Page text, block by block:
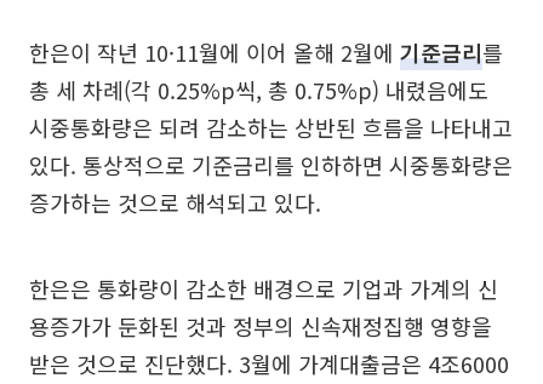
한은이 작년 10·11월에 이어 올해 2월에 기준금리를
총 세 차례(각 0.25%p씩, 총 0.75%p) 내렸음에도
시중통화량은 되려 감소하는 상반된 흐름을 나타내고
있다. 통상적으로 기준금리를 인하하면 시중통화량은
증가하는 것으로 해석되고 있다.
한은은 통화량이 감소한 배경으로 기업과 가계의 신
용증가가 둔화된 것과 정부의 신속재정집행 영향을
받은 것으로 진단했다. 3월에 가계대출금은 4조6000